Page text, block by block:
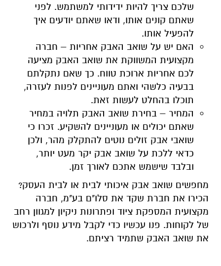
שלכם צריך להיות ידידותי למשתמש. לפני
שאתם קונים אותו, ודאו שאתם יודעים איך
להפעיל אותו.
האם יש על שואב האבק אחריות – חברה
מקצועית המשווקת את שואב האבק מציעה
לכם אחריות ארוכת טווח. כך שאם נתקלתם
בבעיה כלשהי ואתם מעוניינים לפנות לעזרה,
תוכלו בהחלט לעשות זאת.
המחיר – בחירת שואב האבק תלויה במחיר
שאתם יכולים או מעוניינים להשקיע. זכרו כי
שואבי אבק זולים נוטים להתקלק מהר, ולכן
כדאי ללכת על שואב אבק יקר מעט יותר,
ובלבד שישמש אתכם לאורך זמן.
מחפשים שואב אבק איכותי לבית או לבית העסק?
הכירו את חברת שקד את סלו"ם בע"מ, חברה
מקצועית המספקת ציוד ופתרונות ניקיון למגוון רחב
של לקוחות. פנו עכשיו כדי לקבל מידע נוסף ולרכוש
את שואב האבק שתמיד רציתם.